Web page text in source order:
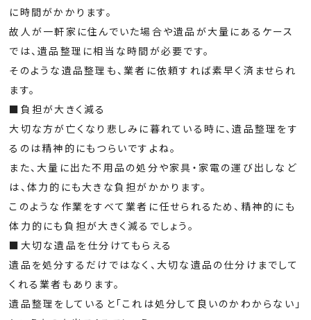
に時間がかかります。
故人が一軒家に住んでいた場合や遺品が大量にあるケース
では、遺品整理に相当な時間が必要です。
そのような遺品整理も、業者に依頼すれば素早く済ませられ
ます。
■負担が大きく減る
大切な方が亡くなり悲しみに暮れている時に、遺品整理をす
るのは精神的にもつらいですよね。
また、大量に出た不用品の処分や家具・家電の運び出しなど
は、体力的にも大きな負担がかかります。
このような作業をすべて業者に任せられるため、精神的にも
体力的にも負担が大きく減るでしょう。
■大切な遺品を仕分けてもらえる
遺品を処分するだけではなく、大切な遺品の仕分けまでして
くれる業者もあります。
遺品整理をしていると「これは処分して良いのかわからない」